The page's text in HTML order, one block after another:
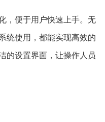
，便于用户快速上手。无
统使用，都能实现高效的
的设置界面，让操作人员